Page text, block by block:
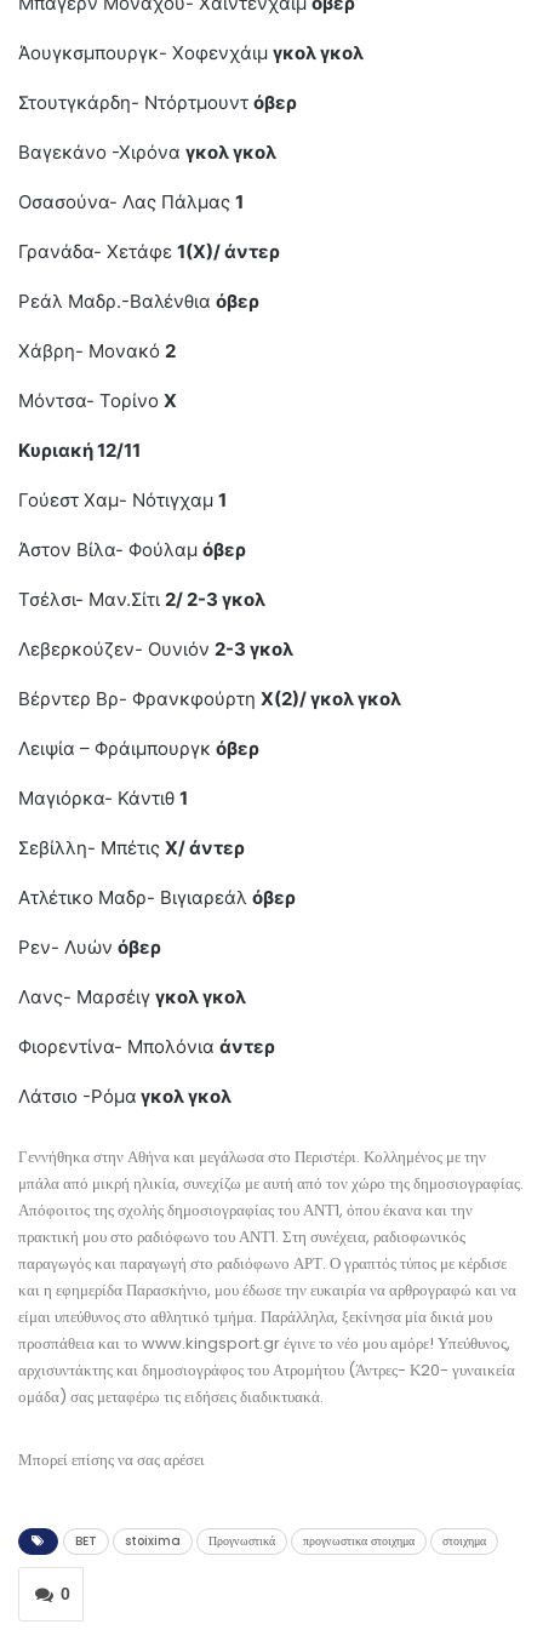
Άουγκσμπουργκ- Χοφενχάιμ γκολ γκολ
Στουτγκάρδη- Ντόρτμουντ όβερ
Βαγεκάνο -Χιρόνα γκολ γκολ
Οσασούνα- Λας Πάλμας 1
Γρανάδα- Χετάφε 1(Χ)/ άντερ
Ρεάλ Μαδρ.-Βαλένθια όβερ
Χάβρη- Μονακό 2
Μόντσα- Τορίνο Χ
Κυριακή 12/11
Γούεστ Χαμ- Νότιγχαμ 1
Άστον Βίλα- Φούλαμ όβερ
Τσέλσι- Μαν.Σίτι 2/ 2-3 γκολ
Λεβερκούζεν- Ουνιόν 2-3 γκολ
Βέρντερ Βρ- Φρανκφούρτη Χ(2)/ γκολ γκολ
Λειψία – Φράιμπουργκ όβερ
Μαγιόρκα- Κάντιθ 1
Σεβίλλη- Μπέτις Χ/ άντερ
Ατλέτικο Μαδρ- Βιγιαρεάλ όβερ
Ρεν- Λυών όβερ
Λανς- Μαρσέιγ γκολ γκολ
Φιορεντίνα- Μπολόνια άντερ
Λάτσιο -Ρόμα γκολ γκολ
Γεννήθηκα στην Αθήνα και μεγάλωσα στο Περιστέρι. Κολλημένος με την
μπάλα από μικρή ηλικία, συνεχίζω με αυτή από τον χώρο της δημοσιογραφίας.
Απόφοιτος της σχολής δημοσιογραφίας του ΑΝΤ1, όπου έκανα και την
πρακτική μου στο ραδιόφωνο του ΑΝΤ1. Στη συνέχεια, ραδιοφωνικός
παραγωγός και παραγωγή στο ραδιόφωνο ΑΡΤ. Ο γραπτός τύπος με κέρδισε
και η εφημερίδα Παρασκήνιο, μου έδωσε την ευκαιρία να αρθρογραφώ και να
είμαι υπεύθυνος στο αθλητικό τμήμα. Παράλληλα, ξεκίνησα μία δικιά μου
προσπάθεια και το www.kingsport.gr έγινε το νέο μου αμόρε! Υπεύθυνος,
αρχισυντάκτης και δημοσιογράφος του Ατρομήτου (Άντρες- Κ20- γυναικεία
ομάδα) σας μεταφέρω τις ειδήσεις διαδικτυακά.
Μπορεί επίσης να σας αρέσει
BET stoixima Προγνωστικά προγνωστικα στοιχημα στοιχημα
0